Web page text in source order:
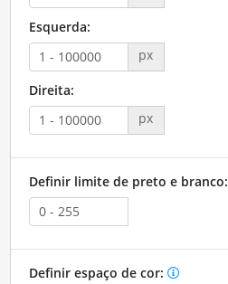
Esquerda:
px
Direita:
px
Definir limite de preto e branco:
Definir espaço de cor: